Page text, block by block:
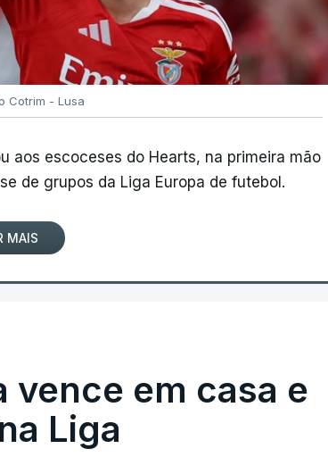
Cotrim - Lusa
aos escoceses do Hearts, na primeira mão
de grupos da Liga Europa de futebol.
MAIS
vence em casa e
Liga